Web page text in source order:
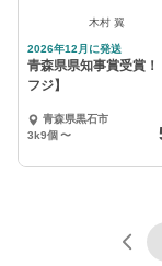
木村 翼
2026年12月に発送
青森県県知事賞受賞
フジ】
青森県黒石市
3k9個 〜